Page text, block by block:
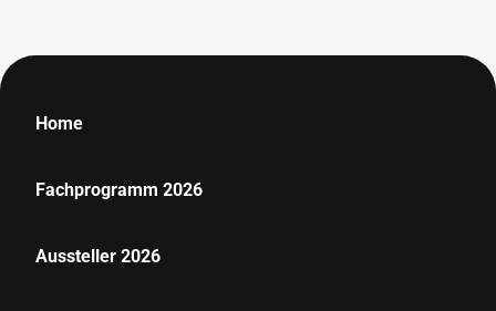
Home
Fachprogramm 2026
Aussteller 2026